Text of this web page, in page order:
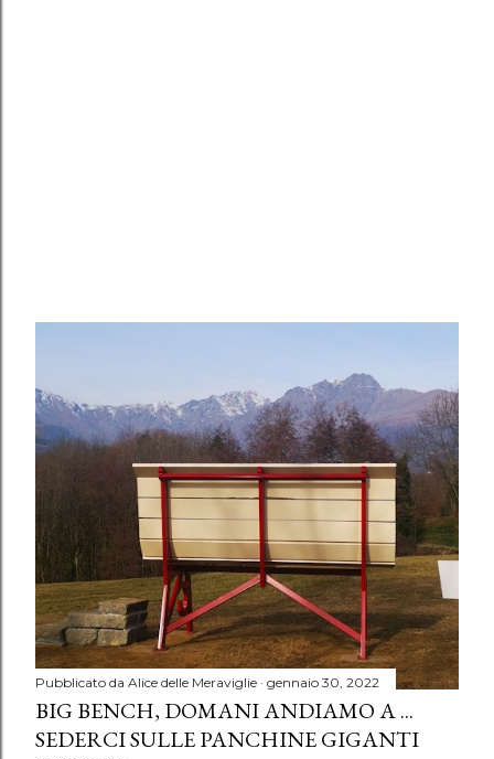
Pubblicato da Alice delle Meraviglie gennaio 30, 2022
BIG BENCH, DOMANI ANDIAMO A ...
SEDERCI SULLE PANCHINE GIGANTI